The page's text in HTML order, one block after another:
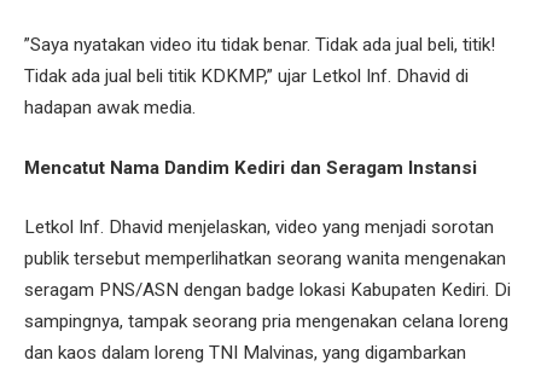
​”Saya nyatakan video itu tidak benar. Tidak ada jual beli, titik!
Tidak ada jual beli titik KDKMP,” ujar Letkol Inf. Dhavid di
hadapan awak media.
Mencatut Nama Dandim Kediri dan Seragam Instansi
Letkol Inf. Dhavid menjelaskan, video yang menjadi sorotan
publik tersebut memperlihatkan seorang wanita mengenakan
seragam PNS/ASN dengan badge lokasi Kabupaten Kediri. Di
sampingnya, tampak seorang pria mengenakan celana loreng
dan kaos dalam loreng TNI Malvinas, yang digambarkan